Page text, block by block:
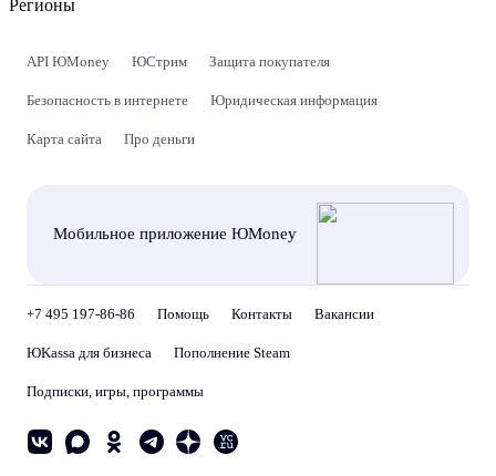
Регионы
API ЮMoney ЮСтрим Защита покупателя
Безопасность в интернете Юридическая информация
Карта сайта Про деньги
Мобильное приложение ЮMoney
+7 495 197-86-86 Помощь Контакты Вакансии
ЮKassa для бизнеса Пополнение Steam
Подписки, игры, программы